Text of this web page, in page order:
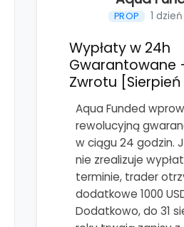
PROP 1
Wypłaty w 24h
Gwarantowane
Zwrotu [Sierpień
Aqua Funded
rewolucyjną
w ciągu 24 godzin.
nie zrealizuje
terminie, trader
dodatkowe 1000
Dodatkowo, do 31